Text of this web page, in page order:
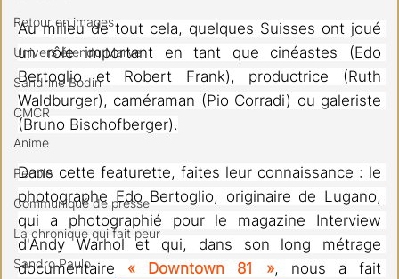
Retour en images
Univers étendu Marvel
Sandrine Bodin
CMCR
Anime
People
Communiqué de presse
La chronique qui fait peur
Sandro Paulo
Au milieu de tout cela, quelques Suisses ont joué
un rôle important en tant que cinéastes (Edo
Bertoglio et Robert Frank), productrice (Ruth
Waldburger), caméraman (Pio Corradi) ou galeriste
(Bruno Bischofberger).
Dans cette featurette, faites leur connaissance : le
photographe Edo Bertoglio, originaire de Lugano,
qui a photographié pour le magazine Interview
d'Andy Warhol et qui, dans son long métrage
documentaire « Downtown 81 », nous a fait